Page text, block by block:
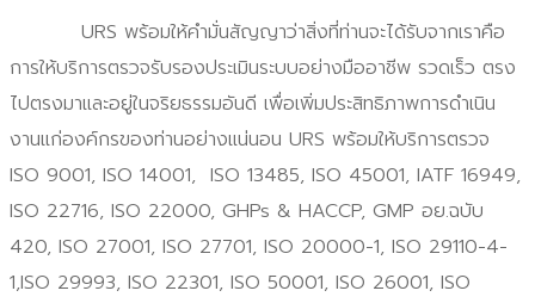
URS พร้อมให้คำมั่นสัญญาว่าสิ่งที่ท่านจะได้รับจากเราคือ
การให้บริการตรวจรับรองประเมินระบบอย่างมืออาชีพ รวดเร็ว ตรง
ไปตรงมาและอยู่ในจริยธรรมอันดี เพื่อเพิ่มประสิทธิภาพการดำเนิน
งานแก่องค์กรของท่านอย่างแน่นอน URS พร้อมให้บริการตรวจ
ISO 9001, ISO 14001, ISO 13485, ISO 45001, IATF 16949,
ISO 22716, ISO 22000, GHPs & HACCP, GMP อย.ฉบับ
420, ISO 27001, ISO 27701, ISO 20000-1, ISO 29110-4-
1,ISO 29993, ISO 22301, ISO 50001, ISO 26001, ISO